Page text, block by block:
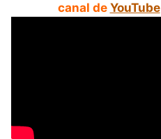
canal de YouTube